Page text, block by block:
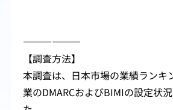
――――――
【調査方法】
本調査は、日本市場の業績ラン
業のDMARCおよびBIMIの設定状